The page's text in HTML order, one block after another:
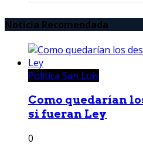
Noticia Recomendada
Política San Luis
Como quedarían
si fueran Ley
0